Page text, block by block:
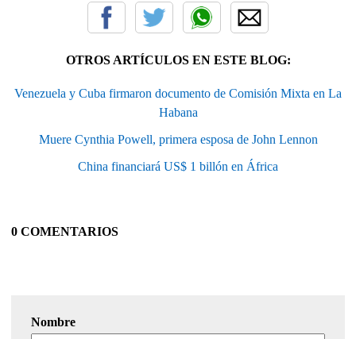
OTROS ARTÍCULOS EN ESTE BLOG:
Venezuela y Cuba firmaron documento de Comisión Mixta en La
Habana
Muere Cynthia Powell, primera esposa de John Lennon
China financiará US$ 1 billón en África
0 COMENTARIOS
Nombre